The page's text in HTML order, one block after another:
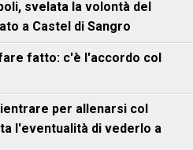
svelata la volontà del
a Castel di Sangro
fatto: c'è l'accordo col
per allenarsi col
l'eventualità di vederlo a